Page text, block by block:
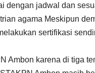
dengan jadwal dan
agama Meskipun
sertifikasi
Ambon karena di tiga